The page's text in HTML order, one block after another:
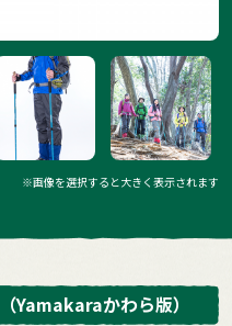
※画像を選択すると大きく表示されます
（Yamakaraかわら版）